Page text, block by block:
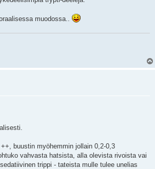
muodossa..
buustin myöhemmin jollain 0,2-0,3
vahvasta hatsista, alla olevista rivoista vai
trippi - tateista mulle tulee unelias